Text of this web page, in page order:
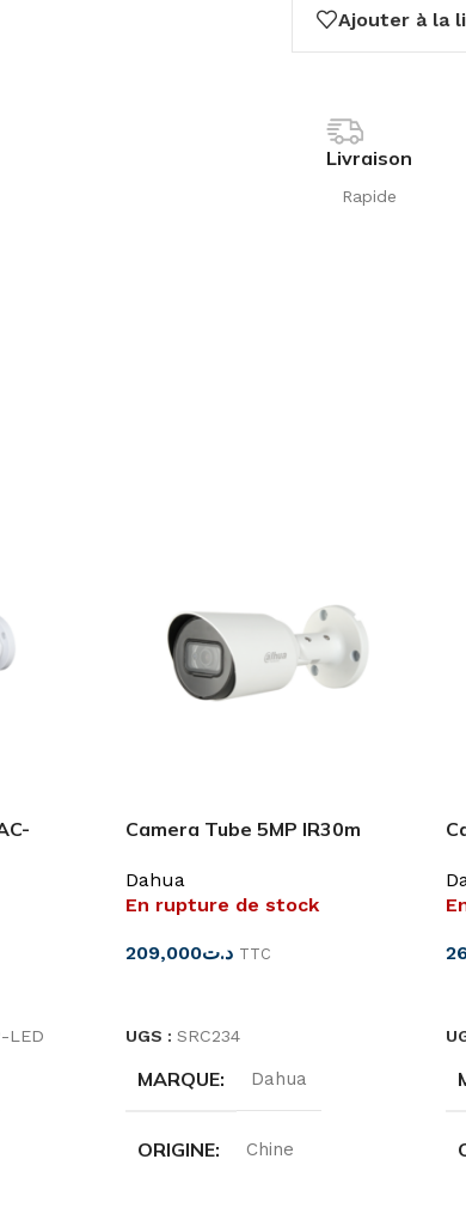
Ajouter à la
Livraison
Rapide
LED
Camera Tube 5MP IR30m
Dahua
En rupture de stock
د.ت209,000 TTC
UGS : SRC234
MARQUE Dahua
ORIGINE Chine